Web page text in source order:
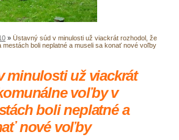
» Ústavný súd v minulosti už viackrát rozhodol, že
mestách boli neplatné a museli sa konať nové voľby
minulosti už viackrát
voľby v
boli neplatné a
nové voľby